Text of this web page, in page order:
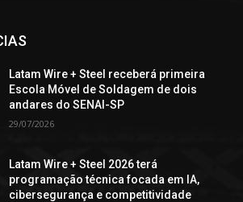
Latam Wire + Steel receberá primeira
Escola Móvel de Soldagem de dois
andares do SENAI-SP
29/07/2026
Latam Wire + Steel 2026 terá
programação técnica focada em IA,
cibersegurança e competitividade